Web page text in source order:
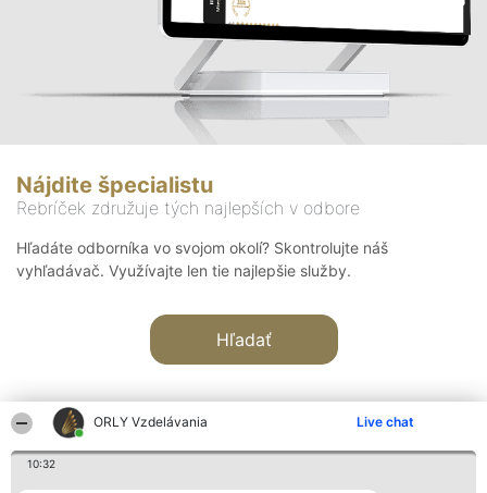
ORLY Vzdelávania Live chat
10:32
Nájdite špecialistu
Rebríček združuje tých najlepších v odbore
Hľadáte odborníka vo svojom okolí? Skontrolujte náš
vyhľadávač. Využívajte len tie najlepšie služby.
Hľadať